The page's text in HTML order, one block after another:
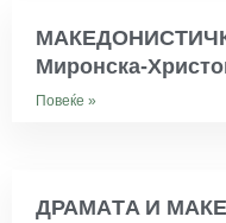
Миронска-
Повеќе »
ДРАМAТA И